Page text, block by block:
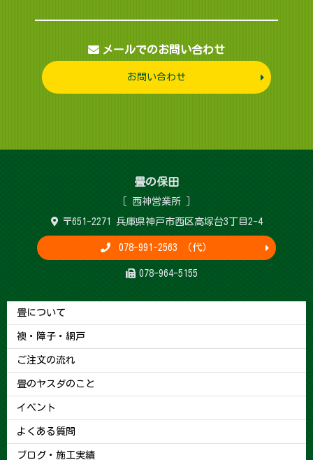
メールでのお問い合わせ
お問い合わせ
畳 の 保 田
［ 西神営 業 所 ］
〒651-2271 兵庫県神戸市西区高塚台3丁目2-4
078-991-2563 （代）
078-964-5155
畳について
襖・障子・網戸
ご注文の流れ
畳のヤスダのこと
イベント
よくある質問
ブログ・施工実績